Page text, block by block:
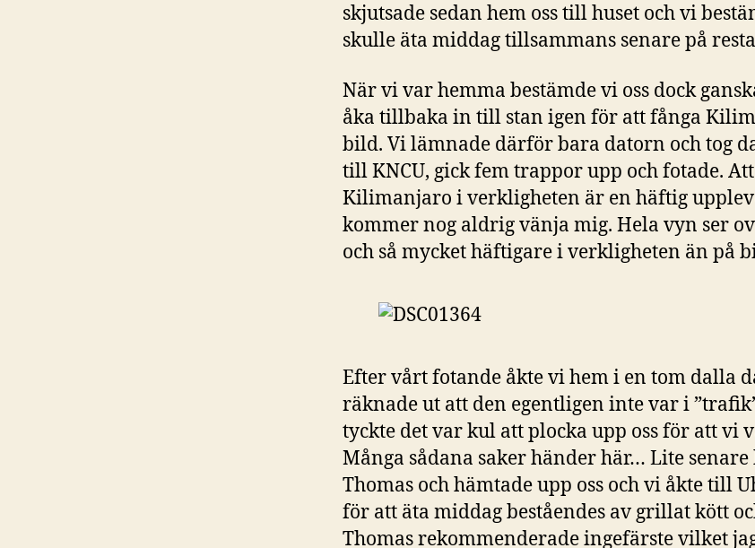
skjutsade sedan hem oss till huset och vi
skulle äta middag tillsammans senare på
När vi var hemma bestämde vi oss dock
åka tillbaka in till stan igen för att fånga
bild. Vi lämnade därför bara datorn och tog
till KNCU, gick fem trappor upp och fotade. Att
Kilimanjaro i verkligheten är en häftig
kommer nog aldrig vänja mig. Hela vyn ser
och så mycket häftigare i verkligheten än på
Efter vårt fotande åkte vi hem i en tom dalla
räknade ut att den egentligen inte var i
tyckte det var kul att plocka upp oss för att vi
Många sådana saker händer här… Lite senare
Thomas och hämtade upp oss och vi åkte till
för att äta middag beståendes av grillat kött
Thomas rekommenderade ingefärste vilket